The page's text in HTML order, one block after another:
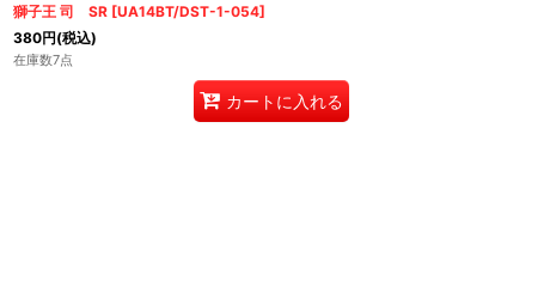
獅子王 司 SR [UA14BT/DST-1-054]
380円(税込)
在庫数7点
カートに入れる